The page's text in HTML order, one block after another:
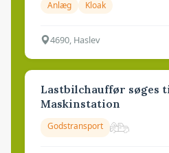
Anlæg Kloak
4690, Haslev
Lastbilchauffør søges
Maskinstation
Godstransport